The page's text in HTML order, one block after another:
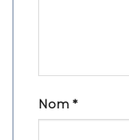
Nom *